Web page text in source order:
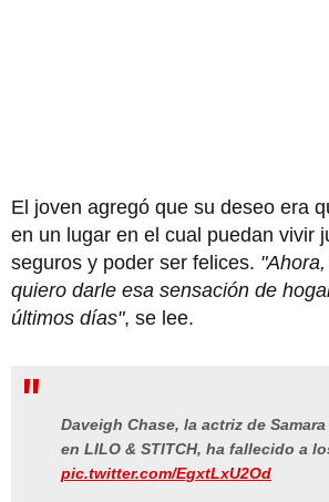
El joven agregó que su deseo era
en un lugar en el cual puedan vivir
seguros y poder ser felices.
quiero darle esa sensación de
últimos días", se lee.
Daveigh Chase, la actriz de
en LILO & STITCH, ha fallecido a
pic.twitter.com/EgxtLxU2Od